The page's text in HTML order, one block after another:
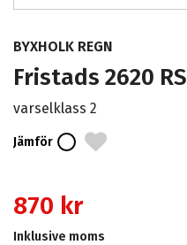
BYXHOLK REGN
Fristads 2620 RS
varselklass 2
Jämför
870 kr
Inklusive moms